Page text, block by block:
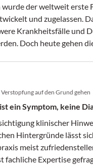
wurde der weltweit erste
und zugelassen.
Krankheitsfälle und
Doch heute gehen
auf den Grund gehen
ein Symptom, keine
klinischer
Hintergründe lässt
meist
fachliche Expertise